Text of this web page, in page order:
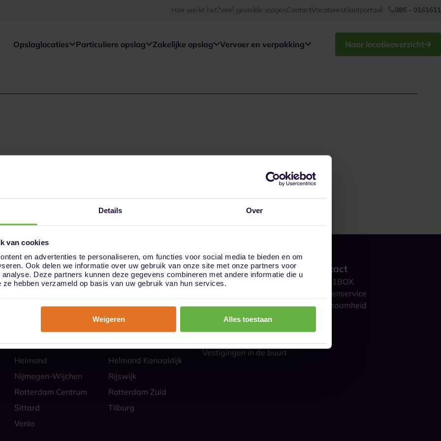
Details Over
van cookies
en advertenties te personaliseren, om functies voor social media te bieden en om
Ook delen we informatie over uw gebruik van onze site met onze partners voor
Deze partners kunnen deze gegevens combineren met andere informatie die u
hebben verzameld op basis van uw gebruik van hun services.
Weigeren Alles toestaan
Hoe werkt het?Veel gestelde vragenContactVacaturesKlantportaal 085 - 0161611
Opslaglocaties Particuliere opslag Zakelijke opslag Vervoer en verpakking Naar locatieoverzicht
Almere
Alphen aan den Rijn
Eindhoven Best
Helmond
Helmond Kanaaldijk
Nijmegen-Wijchen
Rijswijk
Rotterdam Centrum
Rotterdam Zuid
Sittard
Tilburg
Venlo
Hoe werkt het?
Veilige opslag
Particulieren
Zakelijk
Vestigingen in de buurt
Contact
Over 1BOX
Klantenservice
Duurzaamheid